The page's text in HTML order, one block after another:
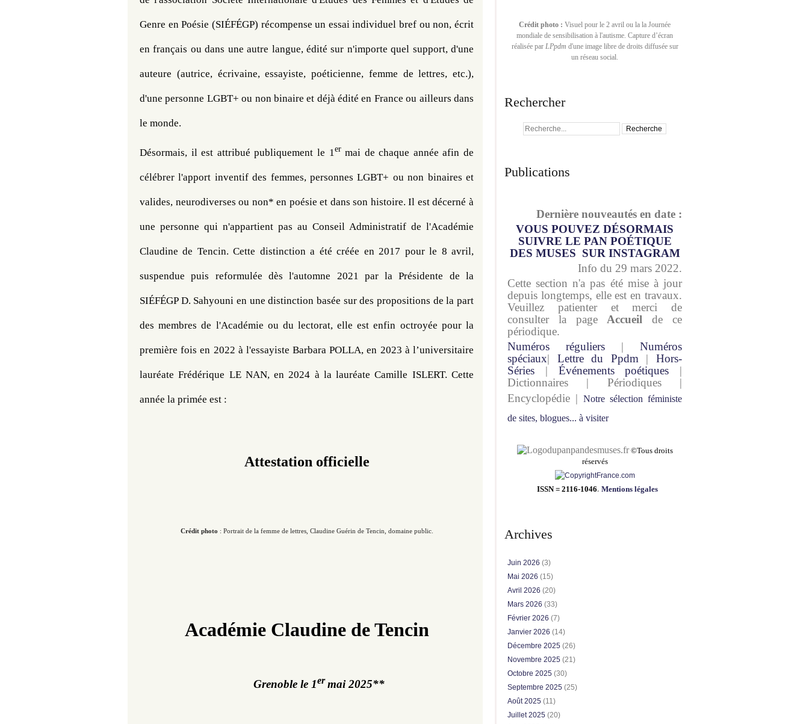
Genre en Poésie (SIÉFÉGP) récompense un essai individuel bref ou non, écrit
en français ou dans une autre langue, édité sur n'importe quel support, d'une
auteure (autrice, écrivaine, essayiste, poéticienne, femme de lettres, etc.),
d'une personne LGBT+ ou non binaire et déjà édité en France ou ailleurs dans
le monde.
Désormais, il est attribué publiquement le 1er mai de chaque année afin de
célébrer l'apport inventif des femmes, personnes LGBT+ ou non binaires et
valides, neurodiverses ou non* en poésie et dans son histoire. Il est décerné à
une personne qui n'appartient pas au Conseil Administratif de l'Académie
Claudine de Tencin. Cette distinction a été créée en 2017 pour le 8 avril,
suspendue puis reformulée dès l'automne 2021 par la Présidente de la
SIÉFÉGP D. Sahyouni en une distinction basée sur des propositions de la part
des membres de l'Académie ou du lectorat, elle est enfin octroyée pour la
première fois en 2022 à l'essayiste Barbara POLLA, en 2023 à l’universitaire
lauréate Frédérique LE NAN, en 2024 à la lauréate Camille ISLERT. Cette
année la primée est :
Attestation officielle
Crédit photo : Portrait de la femme de lettres, Claudine Guérin de Tencin, domaine public​​​​​​.
Académie Claudine de Tencin
Grenoble le 1er mai 2025**
Crédit photo : Visuel pour le 2 avril ou la la Journée
mondiale de sensibilisation à l'autisme. Capture d’écran
réalisée par LPpdm d'une image libre de droits diffusée sur
un réseau social.
Rechercher
Publications
Dernière nouveautés en date :
VOUS POUVEZ DÉSORMAIS
SUIVRE LE PAN POÉTIQUE
DES MUSES SUR INSTAGRAM
Info du 29 mars 2022.
Cette section n'a pas été mise à jour
depuis longtemps, elle est en travaux.
Veuillez patienter et merci de
consulter la page Accueil de ce
périodique.
Numéros réguliers | Numéros
spéciaux| Lettre du Ppdm |Hors-
Séries | Événements poétiques |
Dictionnaires | Périodiques |
Encyclopédie | Notre sélection féministe
de sites, blogues... à visiter
pandesmuses.fr ©Tous droits
réservés
ISSN = 2116-1046. Mentions légales
Archives
Juin 2026 (3)
Mai 2026 (15)
Avril 2026 (20)
Mars 2026 (33)
Février 2026 (7)
Janvier 2026 (14)
Décembre 2025 (26)
Novembre 2025 (21)
Octobre 2025 (30)
Septembre 2025 (25)
Août 2025 (11)
Juillet 2025 (20)